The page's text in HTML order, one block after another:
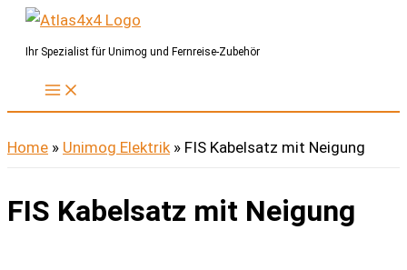
Zum
InhaltIhr Spezialist für Unimog und Fernreise-Zubehör
Home » Unimog Elektrik» FIS Kabelsatz mit Neigung
FIS Kabelsatz mit Neigung